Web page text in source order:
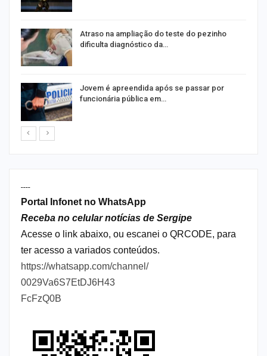
Atraso na ampliação do teste do pezinho
dificulta diagnóstico da…
Jovem é apreendida após se passar por
funcionária pública em…
----
Portal Infonet no WhatsApp
Receba no celular notícias de Sergipe
Acesse o link abaixo, ou escanei o QRCODE, para
ter acesso a variados conteúdos.
https://whatsapp.com/channel/
0029Va6S7EtDJ6H43
FcFzQ0B